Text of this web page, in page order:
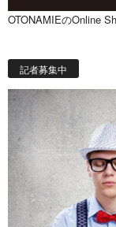
OTONAMIEのOnline
記者募集中